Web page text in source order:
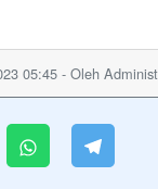
05:45 - Oleh